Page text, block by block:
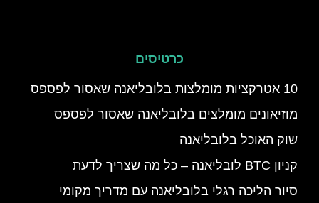
כרטיסים
10 אטרקציות מומלצות בלובליאנה שאסור לפספס
מוזיאונים מומלצים בלובליאנה שאסור לפספס
שוק האוכל בלובליאנה
קניון BTC לובליאנה – כל מה שצריך לדעת
סיור הליכה רגלי בלובליאנה עם מדריך מקומי